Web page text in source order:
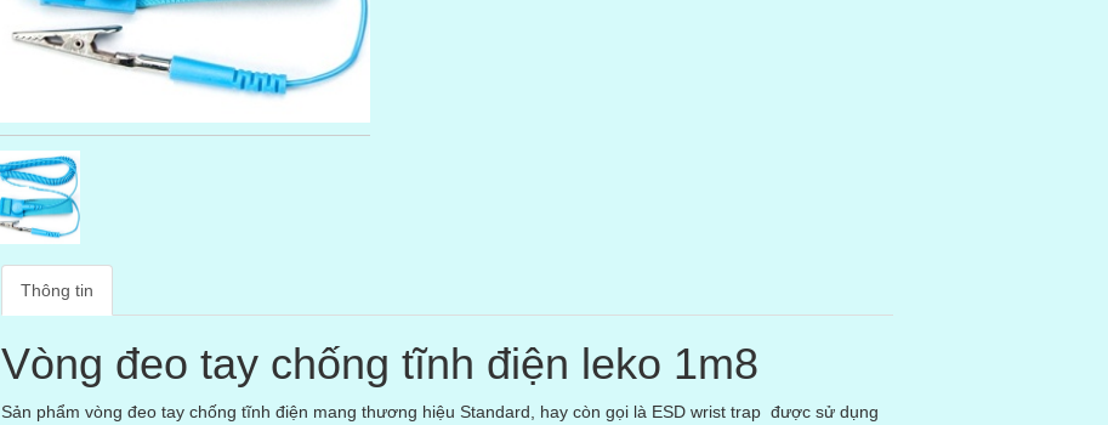
Thông tin
Vòng đeo tay chống tĩnh điện leko 1m8
Sản phẩm vòng đeo tay chống tĩnh điện mang thương hiệu Standard, hay còn gọi là ESD wrist trap được sử dụng